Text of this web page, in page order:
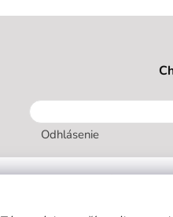
Odhlásenie